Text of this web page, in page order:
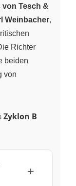
von Tesch &
Weinbacher,
Richter
beiden
von
Zyklon B